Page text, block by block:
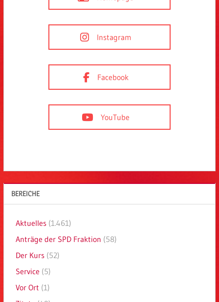
Instagram
Facebook
YouTube
BEREICHE
Aktuelles(1.461)
Anträge der SPD Fraktion (58)
Der Kurs(52)
Service (5)
Vor Ort (1)